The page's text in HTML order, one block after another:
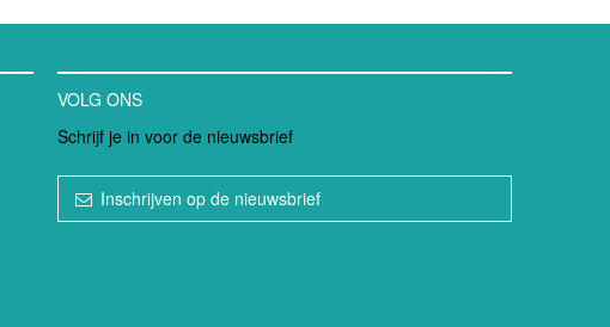
VOLG ONS
Schrijf je in voor de nieuwsbrief
Inschrijven op de nieuwsbrief